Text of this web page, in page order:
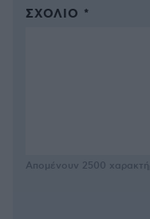
ΣΧΌΛΙΟ *
Απομένουν 2500